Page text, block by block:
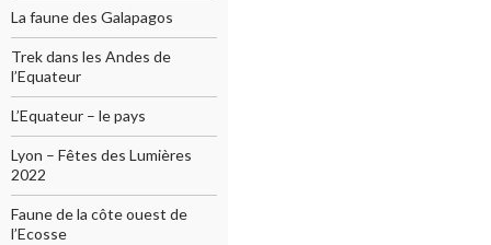
La faune des Galapagos
Trek dans les Andes de
l’Equateur
L’Equateur – le pays
Lyon – Fêtes des Lumières
2022
Faune de la côte ouest de
l’Ecosse